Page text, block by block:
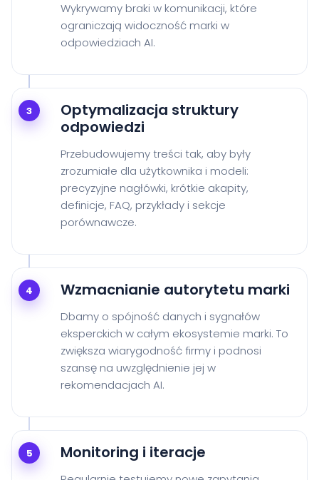
Wykrywamy braki w komunikacji, które
ograniczają widoczność marki w
odpowiedziach AI.
3
Optymalizacja struktury
odpowiedzi
Przebudowujemy treści tak, aby były
zrozumiałe dla użytkownika i modeli:
precyzyjne nagłówki, krótkie akapity,
definicje, FAQ, przykłady i sekcje
porównawcze.
4 Wzmacnianie autorytetu marki
Dbamy o spójność danych i sygnałów
eksperckich w całym ekosystemie marki. To
zwiększa wiarygodność firmy i podnosi
szansę na uwzględnienie jej w
rekomendacjach AI.
5 Monitoring i iteracje